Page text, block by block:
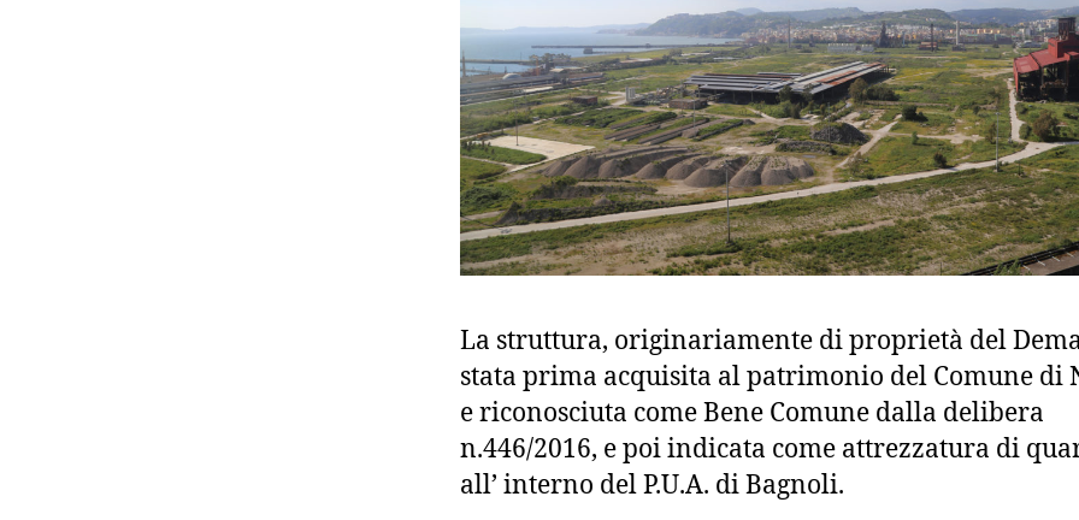
La struttura, originariamente di proprietà del
stata prima acquisita al patrimonio del Comune di
e riconosciuta come Bene Comune dalla delibera
n.446/2016, e poi indicata come attrezzatura di
all’ interno del P.U.A. di Bagnoli.